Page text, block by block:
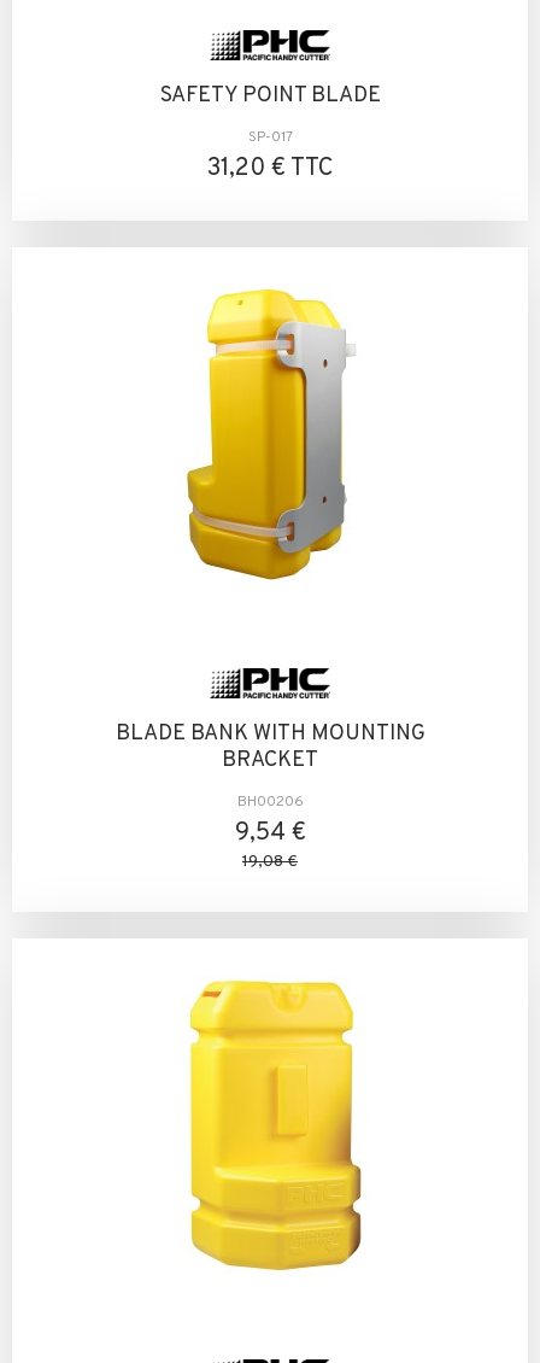
SAFETY POINT BLADE
SP-017
31,20 € TTC
BLADE BANK WITH MOUNTING
BRACKET
BH00206
9,54 €
19,08 €